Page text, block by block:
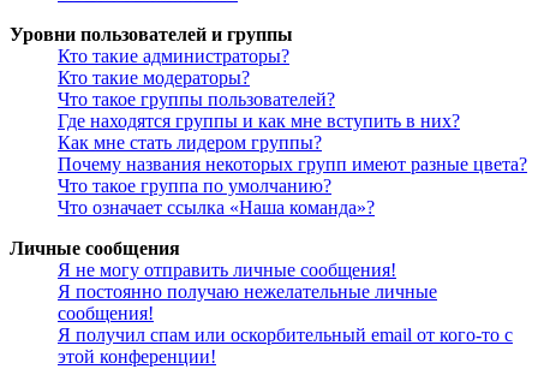
Уровни пользователей и группы
Кто такие администраторы?
Кто такие модераторы?
Что такое группы пользователей?
Где находятся группы и как мне вступить в них?
Как мне стать лидером группы?
Почему названия некоторых групп имеют разные цвета?
Что такое группа по умолчанию?
Что означает ссылка «Наша команда»?
Личные сообщения
Я не могу отправить личные сообщения!
Я постоянно получаю нежелательные личные
сообщения!
Я получил спам или оскорбительный email от кого-то с
этой конференции!